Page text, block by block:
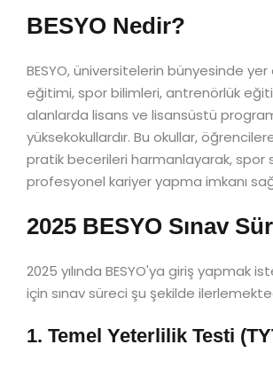
BESYO Nedir?
BESYO, üniversitelerin bünyesinde
eğitimi, spor bilimleri, antrenörlük
alanlarda lisans ve lisansüstü
yüksekokullardır. Bu okullar,
pratik becerileri harmanlayarak, spor
profesyonel kariyer yapma imkanı
2025 BESYO Sınav
2025 yılında BESYO'ya giriş yapmak
için sınav süreci şu şekilde
1. Temel Yeterlilik Testi